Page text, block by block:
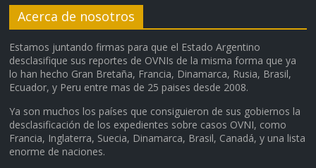
Acerca de nosotros
Estamos juntando firmas para que el Estado Argentino
desclasifique sus reportes de OVNIs de la misma forma que ya
lo han hecho Gran Bretaña, Francia, Dinamarca, Rusia, Brasil,
Ecuador, y Peru entre mas de 25 paises desde 2008.
Ya son muchos los países que consiguieron de sus gobiernos la
desclasificación de los expedientes sobre casos OVNI, como
Francia, Inglaterra, Suecia, Dinamarca, Brasil, Canadá, y una lista
enorme de naciones.